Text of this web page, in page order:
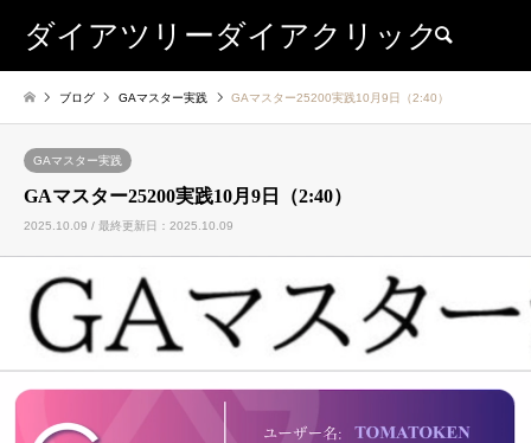
ダイアツリーダイアクリック
ブログ GAマスター実践 GAマスター25200実践10月9日（2:40）
GAマスター実践
GAマスター25200実践10月9日（2:40）
2025.10.09 / 最終更新日：2025.10.09